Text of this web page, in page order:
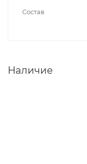
Состав
Наличие